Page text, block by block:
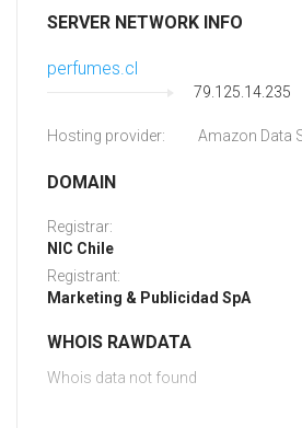
SERVER NETWORK INFO
perfumes.cl
79.125.14.235
Hosting provider: Amazon Data
DOMAIN
Registrar:
NIC Chile
Registrant:
Marketing & Publicidad SpA
WHOIS RAWDATA
Whois data not found